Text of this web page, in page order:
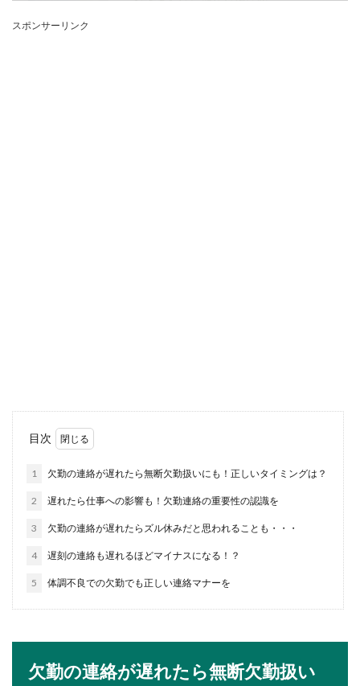
と言われています。確かにどちらもゴールを巡っ
て詰...
履歴書用の写真が古いものはNG！その
理由について解説します
子供と違って大人は顔が変わることもないから、
う…そんなふう...
スポンサーリンク
目次
1 欠勤の連絡が遅れたら無断欠勤扱いにも！正しいタイミングは？
2 遅れたら仕事への影響も！欠勤連絡の重要性の認識を
3 欠勤の連絡が遅れたらズル休みだと思われることも・・・
4 遅刻の連絡も遅れるほどマイナスになる！？
5 体調不良での欠勤でも正しい連絡マナーを
欠勤の連絡が遅れたら無断欠勤扱い